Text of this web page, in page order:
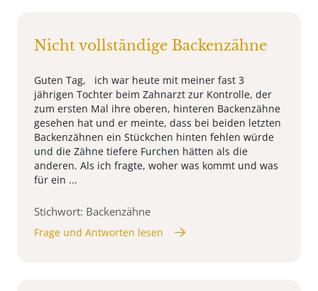
Nicht vollständige Backenzähne
Guten Tag, ich war heute mit meiner fast 3
jährigen Tochter beim Zahnarzt zur Kontrolle, der
zum ersten Mal ihre oberen, hinteren Backenzähne
gesehen hat und er meinte, dass bei beiden letzten
Backenzähnen ein Stückchen hinten fehlen würde
und die Zähne tiefere Furchen hätten als die
anderen. Als ich fragte, woher was kommt und was
für ein ...
Stichwort: Backenzähne
Frage und Antworten lesen